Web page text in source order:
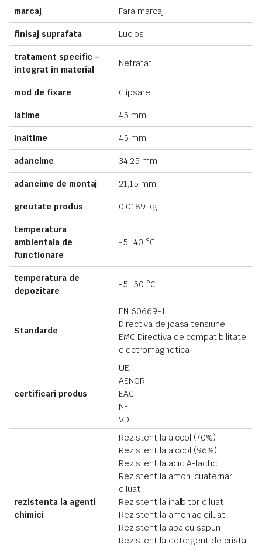
marcaj Fara marcaj
finisaj suprafata Lucios
tratament specific –
integrat in material
Netratat
mod de fixare Clipsare
latime 45 mm
inaltime 45 mm
adancime 34,25 mm
adancime de montaj 21,15 mm
greutate produs 0,0189 kg
temperatura
ambientala de
functionare
-5…40 °C
temperatura de
depozitare
-5…50 °C
Standarde
EN 60669-1
Directiva de joasa tensiune
EMC Directiva de compatibilitate
electromagnetica
certificari produs
UE
AENOR
EAC
NF
VDE
rezistenta la agenti
chimici
Rezistent la alcool (70%)
Rezistent la alcool (96%)
Rezistent la acid A-lactic
Rezistent la amoni cuaternar
diluat
Rezistent la inalbitor diluat
Rezistent la amoniac diluat
Rezistent la apa cu sapun
Rezistent la detergent de cristal